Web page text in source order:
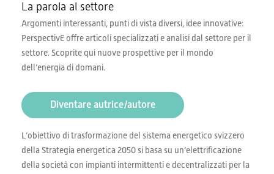
La parola al settore
Argomenti interessanti, punti di vista diversi, idee innovative:
PerspectivE offre articoli specializzati e analisi dal settore per il
settore. Scoprite qui nuove prospettive per il mondo
dell’energia di domani.
Diventare autrice/autore
L’obiettivo di trasformazione del sistema energetico svizzero
della Strategia energetica 2050 si basa su un’elettrificazione
della società con impianti intermittenti e decentralizzati per la